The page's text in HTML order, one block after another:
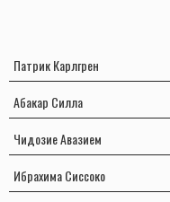
Патрик Карлгрен
Абакар Силла
Чидозие Авазием
Ибрахима Сиссоко